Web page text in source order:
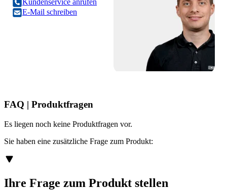
Kundenservice anrufen
E-Mail schreiben
FAQ | Produktfragen
Es liegen noch keine Produktfragen vor.
Sie haben eine zusätzliche Frage zum Produkt:
Ihre Frage zum Produkt stellen